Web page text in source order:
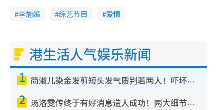
李施嬅 综艺节目 爱情
港生活人气娱乐新闻
1 简淑儿染金发剪短头发气质判若两人！吓坏老公麦大力都认不出：“你做什么？”
2 汤洛雯传终于有好消息造人成功！两大细节曝孕味极浓引猜测：大肚婆先会咁！